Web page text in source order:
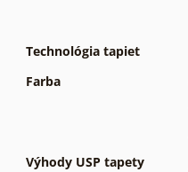
Technológia tapiet
Farba
Výhody USP tapety